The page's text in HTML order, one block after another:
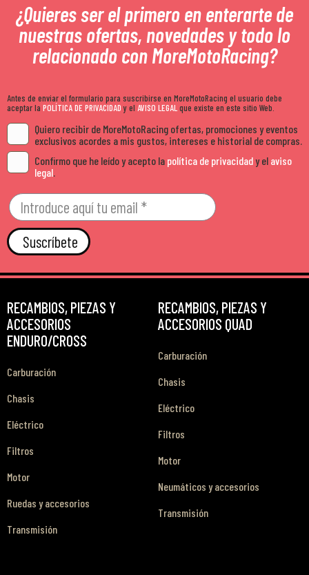
¿Quieres ser el primero en enterarte de
nuestras ofertas, novedades y todo lo
relacionado con MoreMotoRacing?
Antes de enviar el formulario para suscribirse en MoreMotoRacing el usuario debe
aceptar la POLÍTICA DE PRIVACIDADy el AVISO LEGALque existe en este sitio Web.
Quiero recibir de MoreMotoRacing ofertas, promociones y eventos
exclusivos acordes a mis gustos, intereses e historial de compras.
Confirmo que he leído y acepto la política de privacidady el aviso
legal
Suscríbete
RECAMBIOS, PIEZAS Y
ACCESORIOS
ENDURO/CROSS
Carburación
Chasis
Eléctrico
Filtros
Motor
Ruedas y accesorios
Transmisión
RECAMBIOS, PIEZAS Y
ACCESORIOS QUAD
Carburación
Chasis
Eléctrico
Filtros
Motor
Neumáticos y accesorios
Transmisión